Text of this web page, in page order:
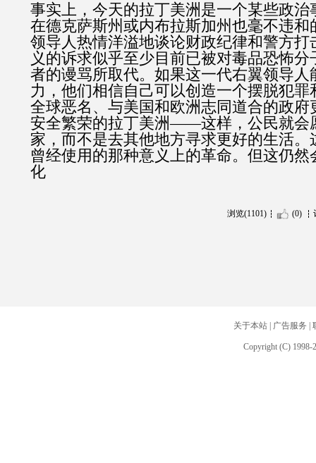
事实上，今天的拉丁美洲是一个某些政治
在德克萨斯州或内布拉斯加州也毫不违和
领导人热情洋溢地谈论财政纪律和警方打
义的诉求似乎至少目前已被对毒品恐怖
者的谩骂所取代。如果这一代右翼领导人
力，他们相信自己可以创造一个摆脱犯罪
全球恶名、与美国和欧洲志同道合的政府
安全繁荣的拉丁美洲——这样，公民就会
家，而不是去其他地方寻求更好的生活。
曾经使用的那种意义上的革命。但这仍然
化
浏览(1101) (0)
关于本站| 广告服务
Copyright (C) 1998-